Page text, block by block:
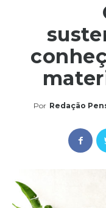
Por Redação